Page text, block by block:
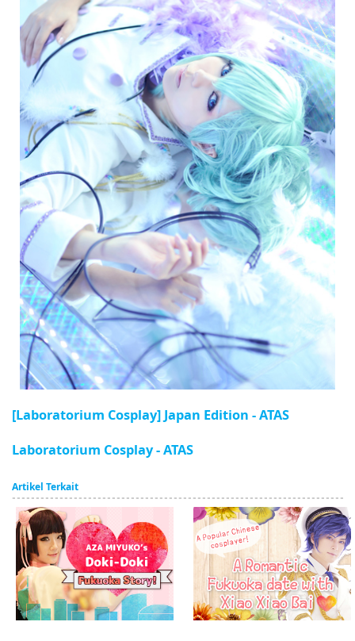
[Laboratorium Cosplay] Japan Edition - ATAS
Laboratorium Cosplay - ATAS
Artikel Terkait